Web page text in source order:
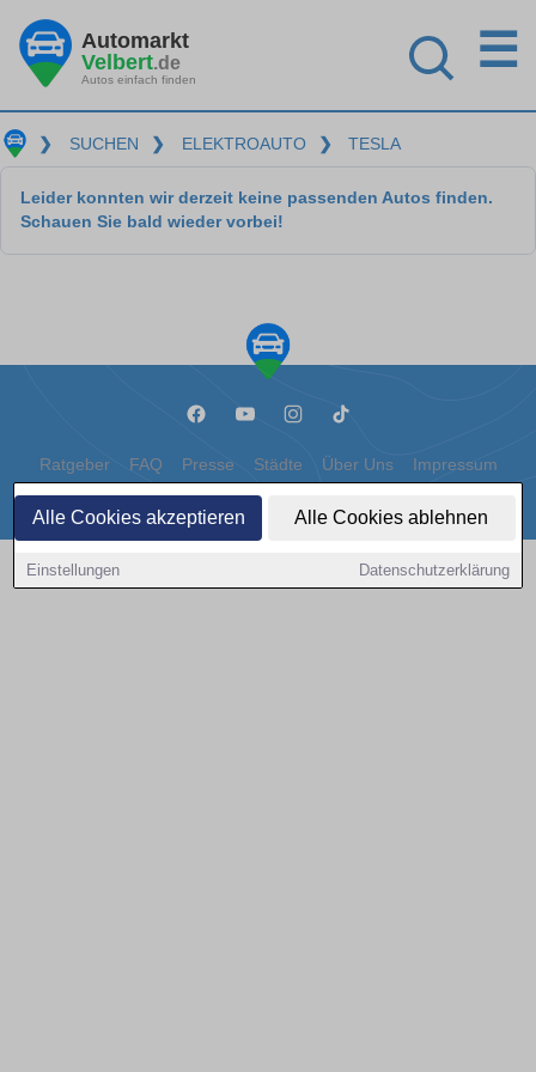
Alle Cookies akzeptieren Alle Cookies ablehnen
Einstellungen Datenschutzerklärung
Automarkt
Velbert.de
Autos einfach finden
☰
❯ SUCHEN ❯ ELEKTROAUTO ❯ TESLA
Leider konnten wir derzeit keine passenden Autos finden.
Schauen Sie bald wieder vorbei!
Ratgeber FAQ Presse Städte Über Uns Impressum
Datenschutz Cookies
Copyright © 2000 - 2026 | 1A Infosysteme GmbH | Content by: 1a-sites-autos